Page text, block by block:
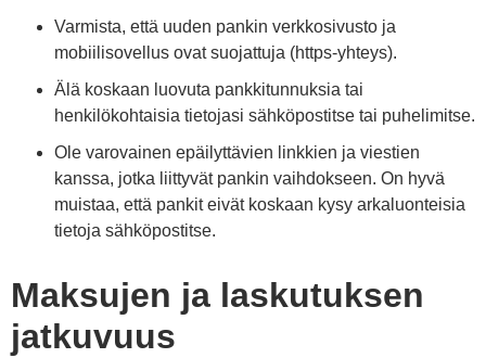
Varmista, että uuden pankin verkkosivusto ja
mobiilisovellus ovat suojattuja (https-yhteys).
Älä koskaan luovuta pankkitunnuksia tai
henkilökohtaisia tietojasi sähköpostitse tai puhelimitse.
Ole varovainen epäilyttävien linkkien ja viestien
kanssa, jotka liittyvät pankin vaihdokseen. On hyvä
muistaa, että pankit eivät koskaan kysy arkaluonteisia
tietoja sähköpostitse.
Maksujen ja laskutuksen
jatkuvuus